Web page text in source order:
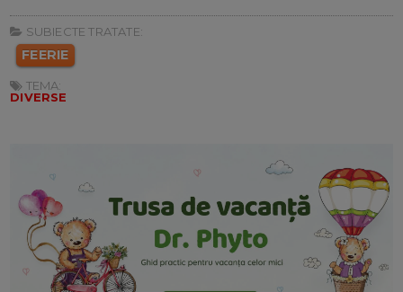
SUBIECTE TRATATE:
FEERIE
TEMA:
DIVERSE